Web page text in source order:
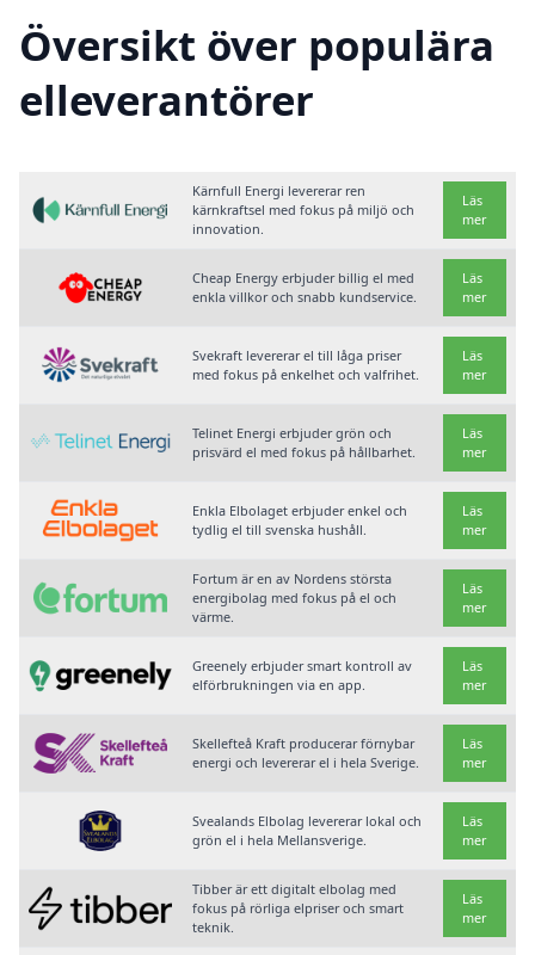
Översikt över populära
elleverantörer
Kärnfull Energi levererar ren
kärnkraftsel med fokus på miljö och
innovation.
Läs
mer
Cheap Energy erbjuder billig el med
enkla villkor och snabb kundservice.
Läs
mer
Svekraft levererar el till låga priser
med fokus på enkelhet och valfrihet.
Läs
mer
Telinet Energi erbjuder grön och
prisvärd el med fokus på hållbarhet.
Läs
mer
Enkla Elbolaget erbjuder enkel och
tydlig el till svenska hushåll.
Läs
mer
Fortum är en av Nordens största
energibolag med fokus på el och
värme.
Läs
mer
Greenely erbjuder smart kontroll av
elförbrukningen via en app.
Läs
mer
Skellefteå Kraft producerar förnybar
energi och levererar el i hela Sverige.
Läs
mer
Svealands Elbolag levererar lokal och
grön el i hela Mellansverige.
Läs
mer
Tibber är ett digitalt elbolag med
fokus på rörliga elpriser och smart
teknik.
Läs
mer